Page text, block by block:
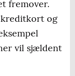
fremover.
og
vil sjældent